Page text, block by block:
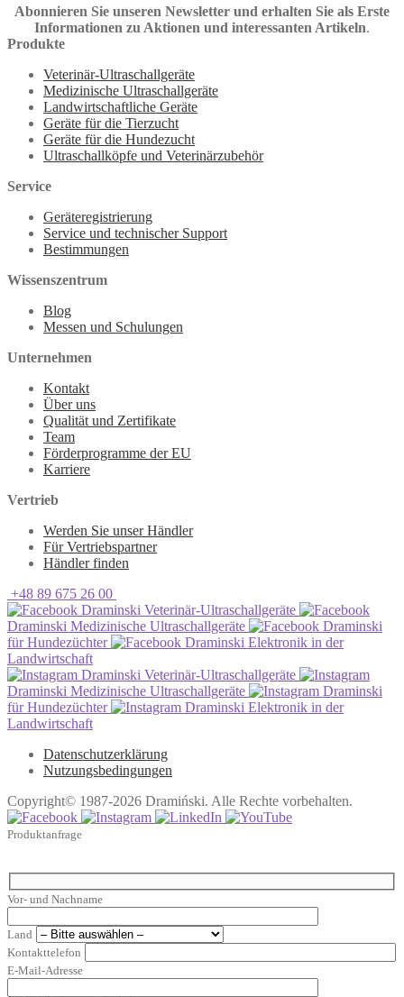
Abonnieren Sie unseren Newsletter und erhalten Sie als Erste
Informationen zu Aktionen und interessanten Artikeln.
Produkte
Veterinär-Ultraschallgeräte
Medizinische Ultraschallgeräte
Landwirtschaftliche Geräte
Geräte für die Tierzucht
Geräte für die Hundezucht
Ultraschallköpfe und Veterinärzubehör
Service
Geräteregistrierung
Service und technischer Support
Bestimmungen
Wissenszentrum
Blog
Messen und Schulungen
Unternehmen
Kontakt
Über uns
Qualität und Zertifikate
Team
Förderprogramme der EU
Karriere
Vertrieb
Werden Sie unser Händler
Für Vertriebspartner
Händler finden
+48 89 675 26 00
Draminski Veterinär-Ultraschallgeräte
Draminski Medizinische Ultraschallgeräte
Draminski
für Hundezüchter
Draminski Elektronik in der
Landwirtschaft
Draminski Veterinär-Ultraschallgeräte
Draminski Medizinische Ultraschallgeräte
Draminski
für Hundezüchter
Draminski Elektronik in der
Landwirtschaft
Datenschutzerklärung
Nutzungsbedingungen
Copyright© 1987-2026 Dramiński. Alle Rechte vorbehalten.
Produktanfrage
Vor- und Nachname
Land
Kontakttelefon
E-Mail-Adresse